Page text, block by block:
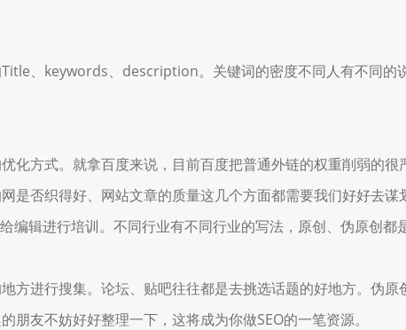
、keywords、description。关键词的密度不同人有不同的说
方式。就拿百度来说，目前百度把普通外链的权重削弱的很
否织得好、网站文章的质量这几个方面都需要我们好好去谋
辑进行培训。不同行业有不同行业的写法，原创、伪原创都
进行搜集。论坛、贴吧往往都是去挑选话题的好地方。伪原
友不妨好好整理一下，这将成为你做SEO的一笔资源。